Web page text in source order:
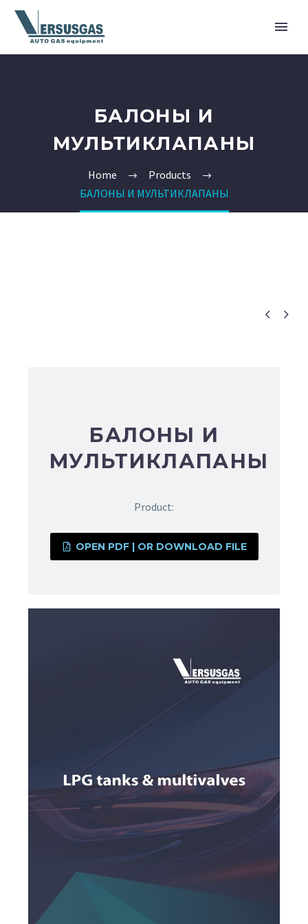
БАЛОНЫ И
МУЛЬТИКЛАПАНЫ
Home
Products
БАЛОНЫ И МУЛЬТИКЛАПАНЫ
 
БАЛОНЫ И
МУЛЬТИКЛАПАНЫ
Product:
OPEN PDF | OR DOWNLOAD FILE